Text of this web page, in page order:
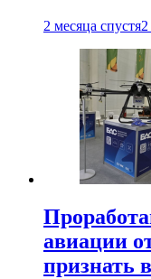
2 месяца спустя
авиации
признать